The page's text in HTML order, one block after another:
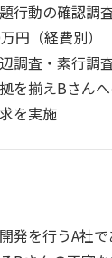
行動の確認調
円（経費別）
調査・素行調
を揃えBさん
を実施
発を行うA社